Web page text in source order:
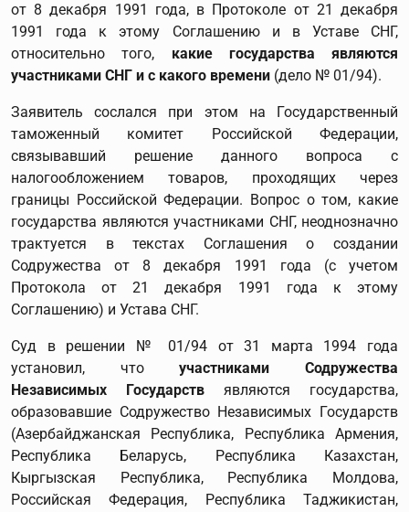
от 8 декабря 1991 года, в Протоколе от 21 декабря
1991 года к этому Соглашению и в Уставе СНГ,
относительно того, какие государства являются
участниками СНГ и с какого времени (дело № 01/94).
Заявитель сослался при этом на Государственный
таможенный комитет Российской Федерации,
связывавший решение данного вопроса с
налогообложением товаров, проходящих через
границы Российской Федерации. Вопрос о том, какие
государства являются участниками СНГ, неоднозначно
трактуется в текстах Соглашения о создании
Содружества от 8 декабря 1991 года (с учетом
Протокола от 21 декабря 1991 года к этому
Соглашению) и Устава СНГ.
Суд в решении № 01/94 от 31 марта 1994 года
установил, чтоучастниками Содружества
Независимых Государств являются государства,
образовавшие Содружество Независимых Государств
(Азербайджанская Республика, Республика Армения,
Республика Беларусь, Республика Казахстан,
Кыргызская Республика, Республика Молдова,
Российская Федерация, Республика Таджикистан,